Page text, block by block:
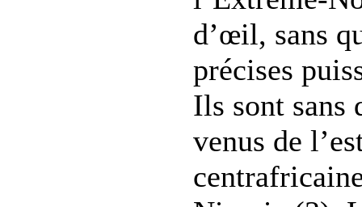
d’œil, sans
précises
Ils sont sans
venus de